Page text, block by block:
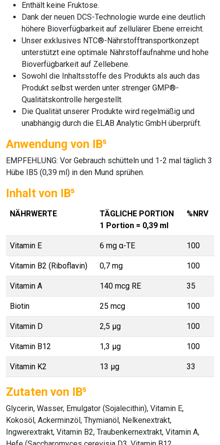
Enthält keine Fruktose.
Dank der neuen DCS-Technologie wurde eine deutlich
höhere Bioverfügbarkeit auf zellulärer Ebene erreicht.
Unser exklusives NTC®-Nährstofftransportkonzept
unterstützt eine optimale Nährstoffaufnahme und hohe
Bioverfügbarkeit auf Zellebene.
Sowohl die Inhaltsstoffe des Produkts als auch das
Produkt selbst werden unter strenger GMP®-
Qualitätskontrolle hergestellt.
Die Qualität unserer Produkte wird regelmäßig und
unabhängig durch die ELAB Analytic GmbH überprüft.
Anwendung von IB⁵
EMPFEHLUNG: Vor Gebrauch schütteln und 1-2 mal täglich 3
Hübe IB5 (0,39 ml) in den Mund sprühen.
Inhalt von IB⁵
NÄHRWERTE
TÄGLICHE PORTION
1 Portion = 0,39 ml
%NRV
Vitamin E 6 mg α-TE 100
Vitamin B2 (Riboflavin) 0,7 mg 100
Vitamin A 140 mcg RE 35
Biotin 25 mcg 100
Vitamin D 2,5 µg 100
Vitamin B12 1,3 μg 100
Vitamin K2 13 µg 33
Zutaten von IB⁵
Glycerin, Wasser, Emulgator (Sojalecithin), Vitamin E,
Kokosöl, Ackerminzöl, Thymianöl, Nelkenextrakt,
Ingwerextrakt, Vitamin B2, Traubenkernextrakt, Vitamin A,